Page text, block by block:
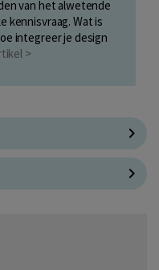
van het alwetende
kennisvraag. Wat is
integreer je design
>